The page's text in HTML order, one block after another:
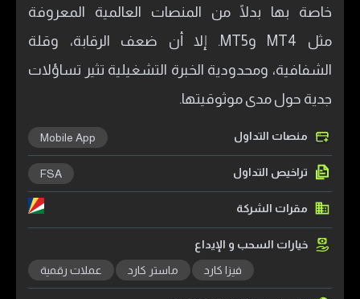
خاصة بها بدلًا من المنصات العالمية المعروفة
مثل MT4 وMT5. إلا أن ضعف الرقابة، وقلة
الشفافية، ومحدودية الخبرة التشغيلية تثير تساؤلات
جدية حول مدى موثوقيتها.
منصات التداول Mobile App
تراخيص التداول FSA
مقرات الشركة
خيارات السحب و الإيداع
فيزا كارد ماستر كارد عملات رقمية